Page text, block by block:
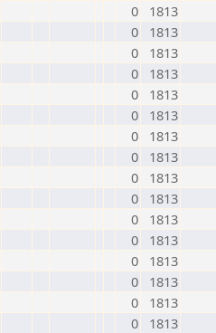
0
1813
0
1813
0
1813
0
1813
0
1813
0
1813
0
1813
0
1813
0
1813
0
1813
0
1813
0
1813
0
1813
0
1813
0
1813
0
1813